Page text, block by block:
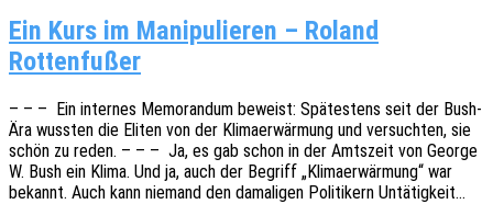
Ein Kurs im Manipulieren – Roland
Rottenfußer
– – – Ein inter­nes Memo­ran­dum beweist: Spätes­tens seit der Bush-
Ära wuss­ten die Eliten von der Klima­er­wär­mung und versuch­ten, sie
schön zu reden. – – – Ja, es gab schon in der Amts­zeit von George
W. Bush ein Klima. Und ja, auch der Begriff „Klima­er­wär­mung“ war
bekannt. Auch kann niemand den dama­li­gen Poli­ti­kern Untätigkeit…